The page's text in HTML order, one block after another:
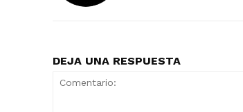
DEJA UNA RESPUESTA